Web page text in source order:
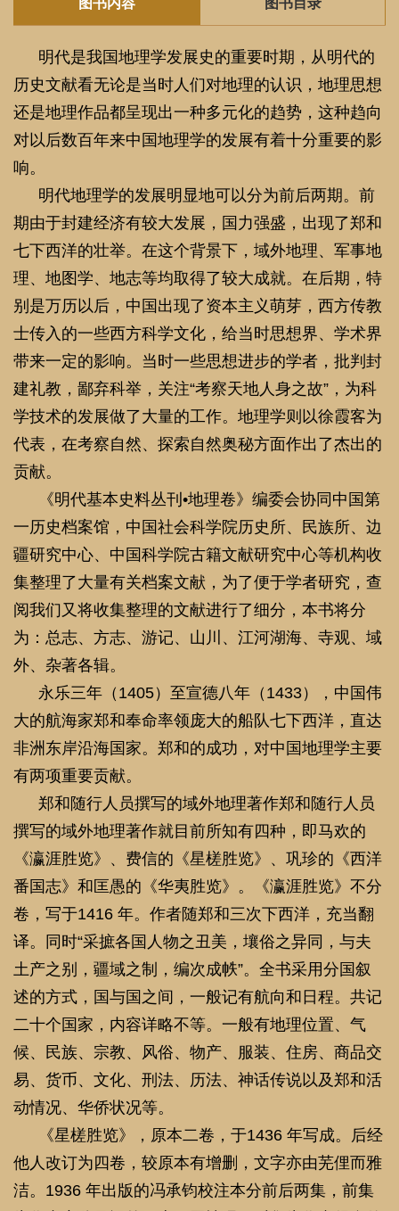
期由于封建经济有较大发展，国力强盛，出现了郑和
理、地图学、地志等均取得了较大成就。在后期，特
别是万历以后，中国出现了资本主义萌芽，西方传教
士传入的一些西方科学文化，给当时思想界、学术界
带来一定的影响。当时一些思想进步的学者，批判封
建礼教，鄙弃科举，关注
学技术的发展做了大量的工作。地理学则以徐霞客为
代表，在考察自然、探索自然奥秘方面作出了杰出的
贡献。
《明代基本史料丛刊•地理卷》编委会协同中国第
一历史档案馆，中国社会科学院历史所、民族所、边
疆研究中心、中国科学院古籍文献研究中心等机构收
集整理了大量有关档案文献，为了便于学者研究，查
阅我们又将收集整理的文献进行了细分，本书将分
为：总志、方志、游记、山川、江河湖海、寺观、域
外、杂著各辑。
永乐三年（1405）至宣德八年（1433），中国伟
大的航海家郑和奉命率领庞大的船队七下西洋，直达
非洲东岸沿海国家。郑和的成功，对中国地理学主要
有两项重要贡献。
郑和随行人员撰写的域外地理著作郑和随行人员
撰写的域外地理著作就目前所知有四种，即马欢的
《瀛涯胜览》、费信的《星槎胜览》、巩珍的《西洋
番国志》和匡愚的《华夷胜览》。《瀛涯胜览》不分
卷，写于1416 年。作者随郑和三次下西洋，充当翻
译。同时“采摭各国人物之丑美，壤俗之异同，与夫
土产之别，疆域之制，编次成帙”。全书采用分国叙
述的方式，国与国之间，一般记有航向和日程。共记
二十个国家，内容详略不等。一般有地理位置、气
候、民族、宗教、风俗、物产、服装、住房、商品交
易、货币、文化、刑法、历法、神话传说以及郑和活
动情况、华侨状况等。
《星槎胜览》，原本二卷，于1436 年写成。后经
他人改订为四卷，较原本有增删，文字亦由芜俚而雅
洁。1936 年出版的冯承钧校注本分前后两集，前集
为作者亲览目识的二十二国情况，后集为作者得自传
闻的二十二国情况。费信随郑和四次下西洋，书中记
载的内容颇为丰富，包括航线、航行日程、各国地理
位置、风俗民情、物产、气候、历法、房屋建筑、语
言文字、宗教、民族、货币、贸易、神话传说以及郑
和在各国活动情况。
《西洋番国志》不分卷，写于1434 年，作者曾随
郑和下西洋。全书记载二十个国家，先后次序和内容